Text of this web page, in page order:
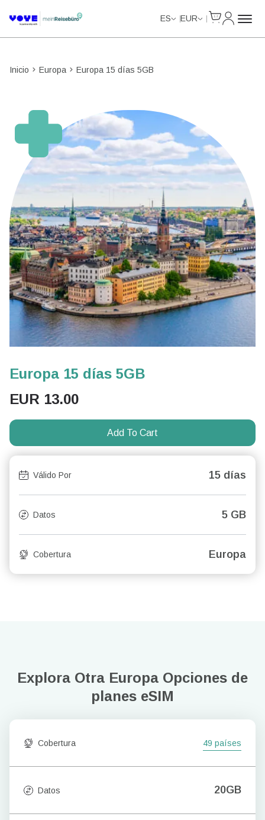
ES EUR
Inicio Europa Europa 15 días 5GB
Europa 15 días 5GB
EUR 13.00
Add To Cart
Válido Por 15 días
Datos 5 GB
Cobertura Europa
Explora Otra Europa Opciones de
planes eSIM
Cobertura 49 países
Datos 20GB